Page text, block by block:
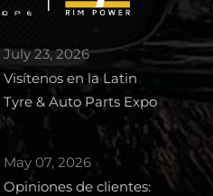
July 23, 2026
Visítenos en la Latin
Tyre & Auto Parts Expo
2026 – Stand 1727
May 07, 2026
Opiniones de clientes: